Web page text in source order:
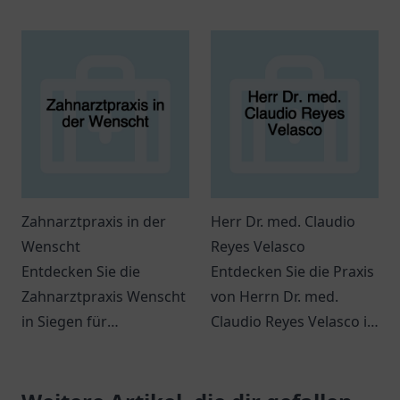
Zahnarztpraxis in der
Wenscht
Entdecken Sie die
Zahnarztpraxis Wenscht
in Siegen für
Herr Dr. med. Claudio
Reyes Velasco
Entdecken Sie die Praxis
von Herrn Dr. med.
Claudio Reyes Velasco in